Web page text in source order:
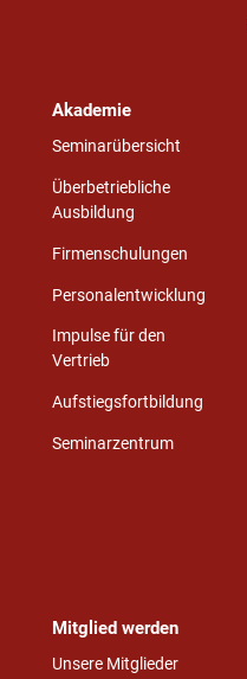
Akademie
Seminarübersicht
Überbetriebliche
Ausbildung
Firmenschulungen
Personalentwicklung
Impulse für den
Vertrieb
Aufstiegsfortbildung
Seminarzentrum
Mitglied werden
Unsere Mitglieder